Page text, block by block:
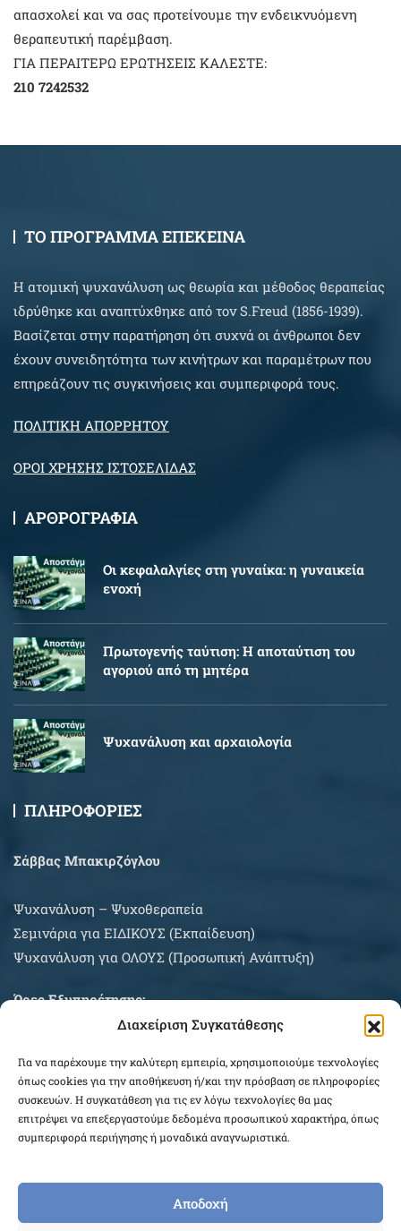
Διαχείριση Συγκατάθεσης
Για να παρέχουμε την καλύτερη εμπειρία, χρησιμοποιούμε τεχνολογίες
όπως cookies για την αποθήκευση ή/και την πρόσβαση σε πληροφορίες
συσκευών. Η συγκατάθεση για τις εν λόγω τεχνολογίες θα μας
επιτρέψει να επεξεργαστούμε δεδομένα προσωπικού χαρακτήρα, όπως
συμπεριφορά περιήγησης ή μοναδικά αναγνωριστικά.
Αποδοχή
απασχολεί και να σας προτείνουμε την ενδεικνυόμενη
θεραπευτική παρέμβαση.
ΓΙΑ ΠΕΡΑΙΤΕΡΩ ΕΡΩΤΗΣΕΙΣ ΚΑΛΕΣΤΕ:
210 7242532
ΤΟ ΠΡΟΓΡΑΜΜΑ ΕΠΕΚΕΙΝΑ
Η ατομική ψυχανάλυση ως θεωρία και μέθοδος θεραπείας
ιδρύθηκε και αναπτύχθηκε από τον S.Freud (1856-1939).
Βασίζεται στην παρατήρηση ότι συχνά οι άνθρωποι δεν
έχουν συνειδητότητα των κινήτρων και παραμέτρων που
επηρεάζουν τις συγκινήσεις και συμπεριφορά τους.
ΠΟΛΙΤΙΚΗ ΑΠΟΡΡΗΤΟΥ
ΟΡΟΙ ΧΡΗΣΗΣ ΙΣΤΟΣΕΛΙΔΑΣ
ΑΡΘΡΟΓΡΑΦΙΑ
Oι κεφαλαλγίες στη γυναίκα: η γυναικεία
ενοχή
Πρωτογενής ταύτιση: Η αποταύτιση του
αγοριού από τη μητέρα
Ψυχανάλυση και αρχαιολογία
ΠΛΗΡΟΦΟΡΙΕΣ
Σάββας Μπακιρζόγλου
Ψυχανάλυση – Ψυχοθεραπεία
Σεμινάρια για EIΔΙΚΟΥΣ (Εκπαίδευση)
Ψυχανάλυση για ΟΛΟΥΣ (Προσωπική Ανάπτυξη)
Ώρες Εξυπηρέτησης:
ΠΛΗΡΟΦΟΡΙΕΣ ΑΓΟΡΩΝ
COPYRIGHT © 2026 EPEKEINA.GR. DESIGNED BY